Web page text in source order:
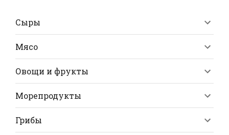
Сыры
Мясо
Овощи и фрукты
Морепродукты
Грибы